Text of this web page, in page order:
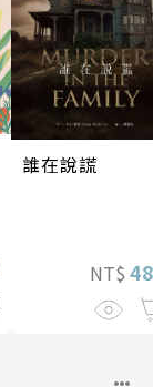
誰在說謊
NT$